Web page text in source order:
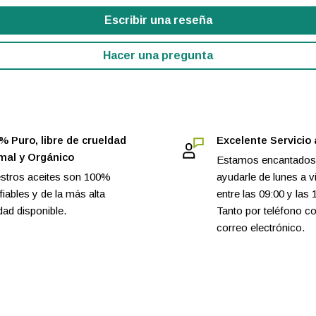
una relación
estamos sujetos a
y la calidad son
Escribir una reseña
Hacer una pregunta
Puro, libre de crueldad
y Orgánico
aceites son 100%
y de la más alta
disponible.
Excelente Servicio
Estamos
ayudarle de lunes a
entre las 09:00 y las
Tanto por teléfono
correo electrónico.